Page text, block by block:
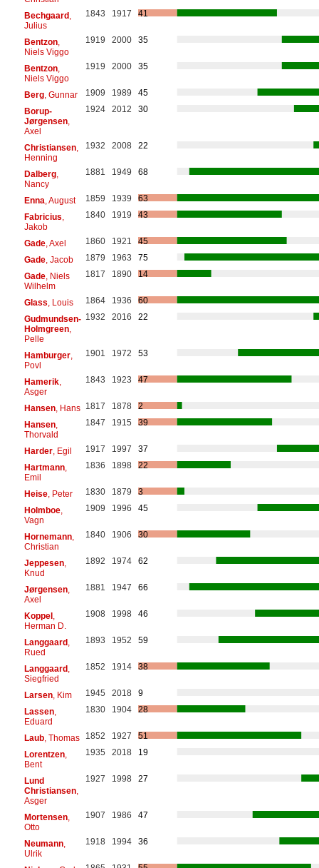
Bechgaard,
Julius
1843 1917 41
Bentzon,
Niels Viggo
1919 2000 35
Bentzon,
Niels Viggo
1919 2000 35
Berg, Gunnar 1909 1989
45
Borup-
Jørgensen,
Axel
1924 2012 30
Christiansen,
Henning
1932 2008 22
Dalberg,
Nancy
1881 1949 68
Enna , August 1859 1939
63
Fabricius
Jakob
1840 1919 43
Gade, Axel 1860 1921
45
Gade, Jacob 1879 1963
75
Gade, Niels
Wilhelm
1817 1890 14
Glass , Louis 1864 1936
60
Gudmundsen-
Holmgreen,
Pelle
1932 2016 22
Hamburger,
Povl
1901 1972 53
Hamerik,
Asger
1843 1923 47
Hansen, Hans 1817 1878
2
Hansen,
Thorvald
1847 1915 39
Harder, Egil 1917 1997
37
Hartmann,
Emil
1836 1898 22
Heise, Peter 1830 1879
3
Holmboe,
Vagn
1909 1996 45
Hornemann,
Christian
1840 1906 30
Jeppesen,
Knud
1892 1974 62
Jørgensen,
Axel
1881 1947 66
Koppel,
Herman D.
1908 1998 46
Langgaard,
Rued
1893 1952 59
Langgaard,
Siegfried
1852 1914 38
Larsen, Kim 1945 2018
9
Lassen,
Eduard
1830 1904 28
Laub, Thomas 1852 1927
51
Lorentzen,
Bent
1935 2018 19
Lund
Christiansen,
Asger
1927 1998 27
Mortensen,
Otto
1907 1986 47
Neumann,
Ulrik
1918 1994 36